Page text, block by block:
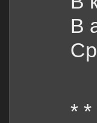
В
* *